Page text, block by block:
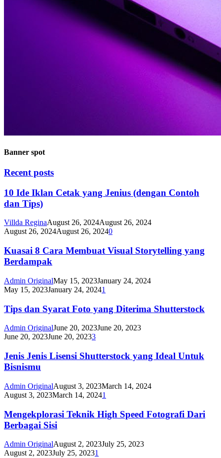
Banner spot
Recent posts
10 Ide Iklan Cetak yang Jenius (dengan Contoh
dan Tips)
Villda ReginaAugust 26, 2024August 26, 2024
August 26, 2024August 26, 20240
Kuasai 8 Cara Membuat Visual Storytelling yang
Berdampak
Admin OriginalMay 15, 2023January 24, 2024
May 15, 2023January 24, 20241
Tips dan Syarat Foto yang Diterima Shutterstock
Admin OriginalJune 20, 2023June 20, 2023
June 20, 2023June 20, 20233
Jenis Jenis Lisensi Shutterstock yang Ideal Untuk
Bisnismu
Admin OriginalAugust 3, 2023March 14, 2024
August 3, 2023March 14, 20241
Mengekplorasi Teknik High Speed Fotografi Dari
Berbagai Sisi
Admin OriginalAugust 2, 2023July 25, 2023
August 2, 2023July 25, 20231